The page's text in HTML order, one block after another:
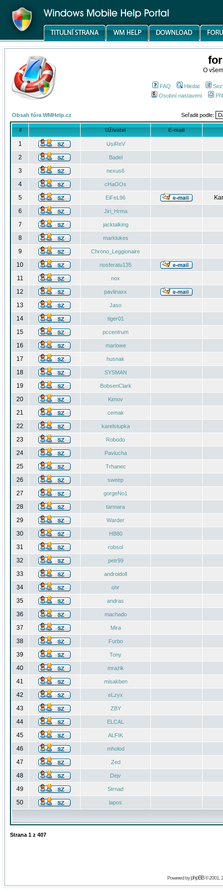
O
FAQ Hledat
Osobní nastavení
Obsah fóra WMHelp.cz Seřadit podle:
# Uživatel E-mail
1 UsiReV
2 Badel
3 nexus6
4 cHaOOs
5 EiFeL96
6
Jiri_Hrma
7 jacktalking
8 marklukes
9 Chrono_Leggionaire
10 nosferatu135
11 nox
12 pavlinaxx
13 Jaso
14 tiger01
15 pccentrum
16 marlowe
17 husnak
18 SYSMAN
19 BobsenClark
20 Kimov
21 cemak
22 karelstupka
23 Robodo
24 Pavlucha
25 Trhanec
26 sweep
27 gorgeNo1
28 tarmara
29 Warder
30 HB80
31 robsol
32 petr99
33 androidoll
34 ohr
35 andras
36 machado
37 Mira
38 Furbo
39 Tony
40 mrazik
41 misakben
42 eLzyx
43 ZBY
44 ELCAL
45 ALFIK
46 mholod
47 Zed
48 Dejv
49 Strnad
50 lapos
Strana 1 z 407
Powered byphpBB© 2001,